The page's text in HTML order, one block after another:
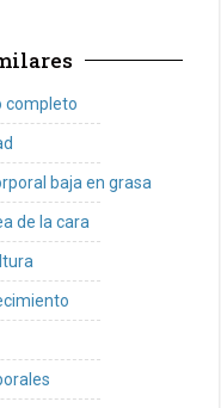
completo
baja en grasa
de la cara